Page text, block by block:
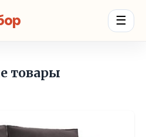
☰
товары